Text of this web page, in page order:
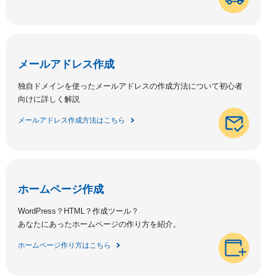
メールアドレス作成
独自ドメインを使ったメールアドレスの作成方法について初心者
向けに詳しく解説
メールアドレス作成方法はこちら
ホームページ作成
WordPress？HTML？作成ツール？
あなたにあったホームページの作り方を紹介。
ホームページ作り方はこちら